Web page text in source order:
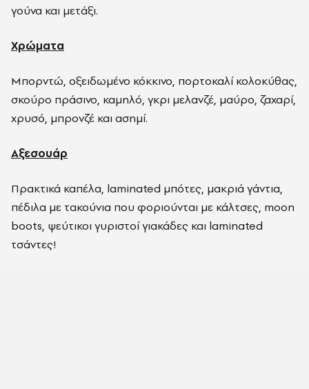
γούνα και μετάξι.
Χρώματα
Μπορντώ, οξειδωμένο κόκκινο, πορτοκαλί κολοκύθας,
σκούρο πράσινο, καμηλό, γκρι μελανζέ, μαύρο, ζαχαρί,
χρυσό, μπρονζέ και ασημί.
​Aξεσουάρ​
Πρακτικά καπέλα, laminated μπότες, μακριά γάντια,
πέδιλα με τακούνια που φοριούνται με κάλτσες, moon
boots, ψεύτικοι γυριστοί γιακάδες και laminated
τσάντες​​!